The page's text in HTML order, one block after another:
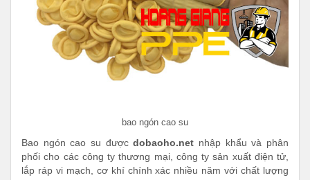
bao ngón cao su
Bao ngón cao su đượcdobaoho.net nhập khẩu và phân
phối cho các công ty thương mại, công ty sản xuất điện tử,
lắp ráp vi mạch, cơ khí chính xác nhiều năm với chất lượng